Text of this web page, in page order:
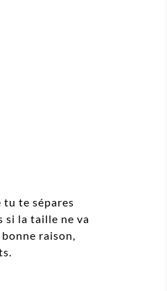
tu te sépares
si la taille ne va
raison,